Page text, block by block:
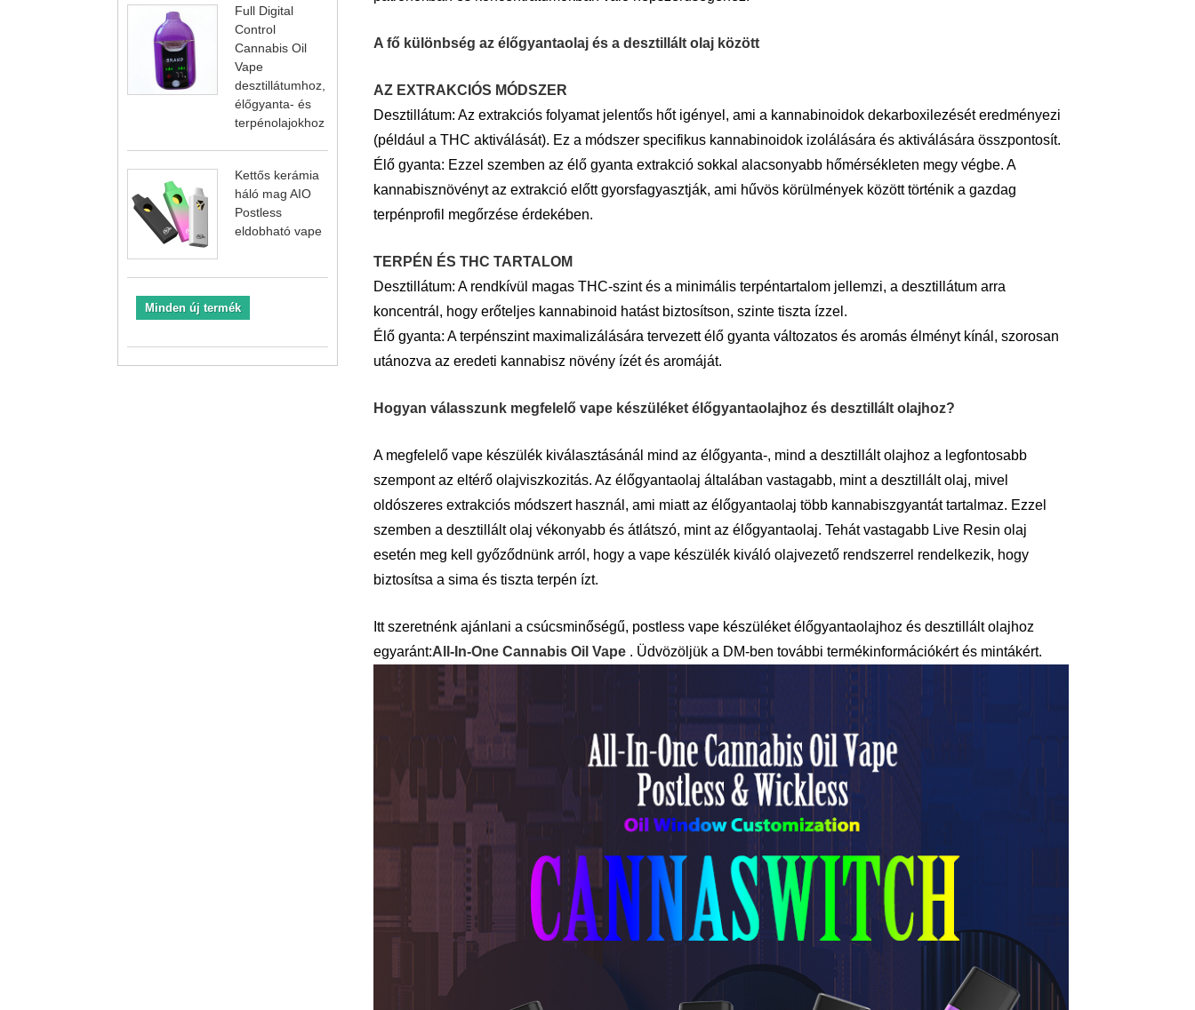
Full Digital
Control
Cannabis Oil
Vape
desztillátumhoz,
élőgyanta- és
terpénolajokhoz
Kettős kerámia
háló mag AIO
Postless
eldobható vape
Minden új termék
A fő különbség az élőgyantaolaj és a desztillált olaj között
AZ EXTRAKCIÓS MÓDSZER
Desztillátum: Az extrakciós folyamat jelentős hőt igényel, ami a kannabinoidok dekarboxilezését eredményezi
(például a THC aktiválását). Ez a módszer specifikus kannabinoidok izolálására és aktiválására összpontosít.
Élő gyanta: Ezzel szemben az élő gyanta extrakció sokkal alacsonyabb hőmérsékleten megy végbe. A
kannabisznövényt az extrakció előtt gyorsfagyasztják, ami hűvös körülmények között történik a gazdag
terpénprofil megőrzése érdekében.
TERPÉN ÉS THC TARTALOM
Desztillátum: A rendkívül magas THC-szint és a minimális terpéntartalom jellemzi, a desztillátum arra
koncentrál, hogy erőteljes kannabinoid hatást biztosítson, szinte tiszta ízzel.
Élő gyanta: A terpénszint maximalizálására tervezett élő gyanta változatos és aromás élményt kínál, szorosan
utánozva az eredeti kannabisz növény ízét és aromáját.
Hogyan válasszunk megfelelő vape készüléket élőgyantaolajhoz és desztillált olajhoz?
A megfelelő vape készülék kiválasztásánál mind az élőgyanta-, mind a desztillált olajhoz a legfontosabb
szempont az eltérő olajviszkozitás. Az élőgyantaolaj általában vastagabb, mint a desztillált olaj, mivel
oldószeres extrakciós módszert használ, ami miatt az élőgyantaolaj több kannabiszgyantát tartalmaz. Ezzel
szemben a desztillált olaj vékonyabb és átlátszó, mint az élőgyantaolaj. Tehát vastagabb Live Resin olaj
esetén meg kell győződnünk arról, hogy a vape készülék kiváló olajvezető rendszerrel rendelkezik, hogy
biztosítsa a sima és tiszta terpén ízt.
Itt szeretnénk ajánlani a csúcsminőségű, postless vape készüléket élőgyantaolajhoz és desztillált olajhoz
egyaránt:All-In-One Cannabis Oil Vape . Üdvözöljük a DM-ben további termékinformációkért és mintákért.